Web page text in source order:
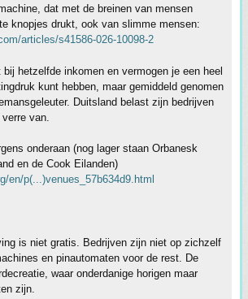
dat met de breinen van mensen
knopjes drukt, ook van slimme mensen:
articles/s41586-026-10098-2
hetzelfde inkomen en vermogen je een heel
kunt hebben, maar gemiddeld genomen
Duitsland belast zijn bedrijven
van.
onderaan (nog lager staan Orbanesk
en de Cook Eilanden)
en/p(...)venues_57b634d9.html
is niet gratis. Bedrijven zijn niet op zichzelf
en pinautomaten voor de rest. De
waar onderdanige horigen maar
zijn.